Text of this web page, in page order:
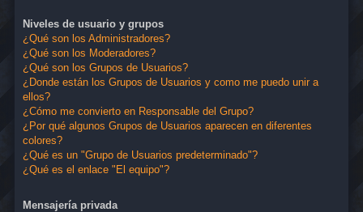
Niveles de usuario y grupos
¿Qué son los Administradores?
¿Qué son los Moderadores?
¿Qué son los Grupos de Usuarios?
¿Donde están los Grupos de Usuarios y como me puedo unir a
ellos?
¿Cómo me convierto en Responsable del Grupo?
¿Por qué algunos Grupos de Usuarios aparecen en diferentes
colores?
¿Qué es un "Grupo de Usuarios predeterminado"?
¿Qué es el enlace "El equipo"?
Mensajería privada